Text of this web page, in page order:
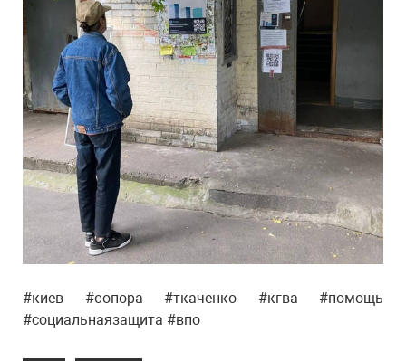
#киев #єопора #ткаченко #кгва #помощь
#социальнаязащита #впо